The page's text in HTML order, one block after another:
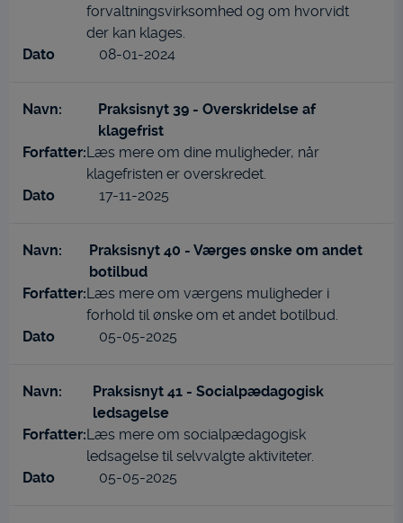
forvaltningsvirksomhed og om hvorvidt
der kan klages.
08-01-2024
Praksisnyt 39 - Overskridelse af
klagefrist
Læs mere om dine muligheder, når
klagefristen er overskredet.
17-11-2025
Praksisnyt 40 - Værges ønske om andet
botilbud
Læs mere om værgens muligheder i
forhold til ønske om et andet botilbud.
05-05-2025
Praksisnyt 41 - Socialpædagogisk
ledsagelse
Læs mere om socialpædagogisk
ledsagelse til selvvalgte aktiviteter.
05-05-2025